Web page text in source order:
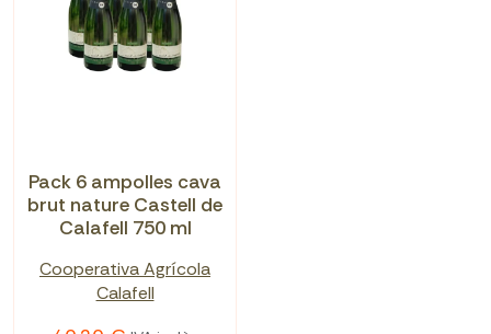
Pack 6 ampolles cava
brut nature Castell de
Calafell 750 ml
Cooperativa Agrícola
Calafell